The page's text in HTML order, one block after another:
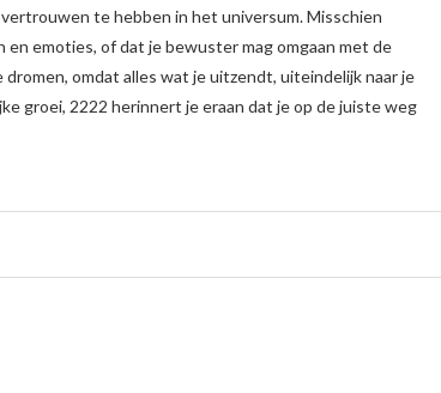
te hebben in het universum. Misschien
emoties, of dat je bewuster mag omgaan met de
omdat alles wat je uitzendt, uiteindelijk naar je
groei, 2222 herinnert je eraan dat je op de juiste weg